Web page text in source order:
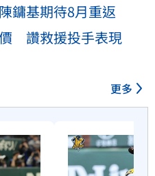
鏞基期待8月重返
讚救援投手表現
更多